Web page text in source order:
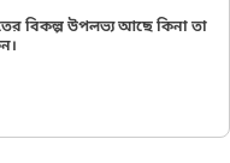
বিকল্প উপলভ্য আছে কিনা তা